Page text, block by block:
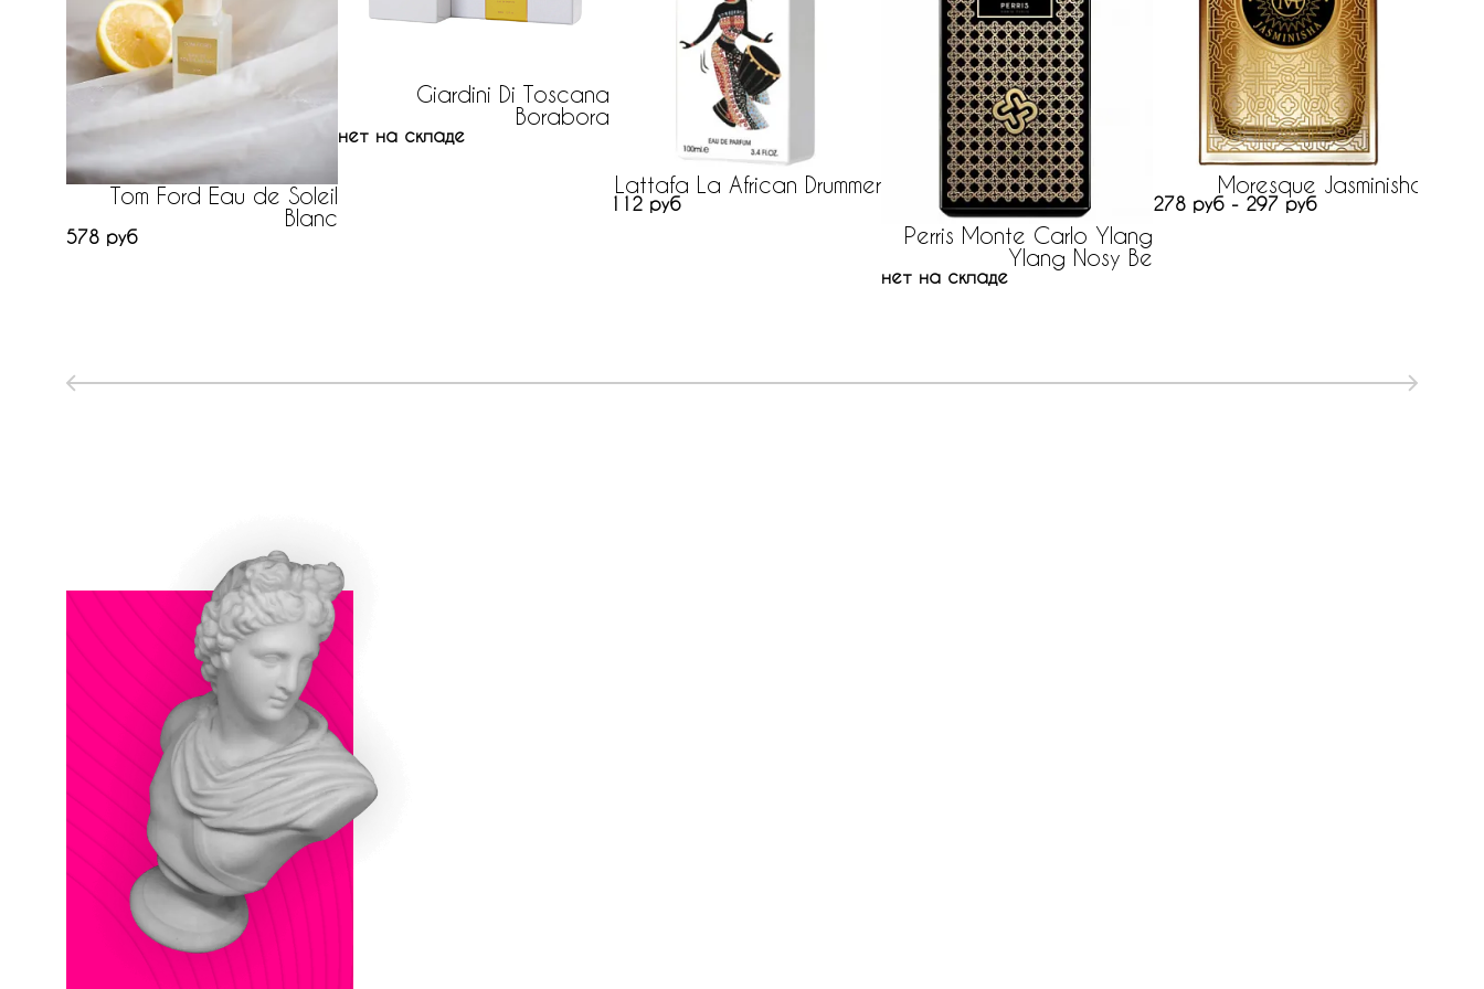
Tom Ford Eau de Soleil
Blanc
578 руб
Giardini Di Toscana
Borabora
нет на складе
Lattafa La African Drummer
112 руб
Perris Monte Carlo Ylang
Ylang Nosy Be
нет на складе
Moresque Jasminisha
278 руб - 297 руб